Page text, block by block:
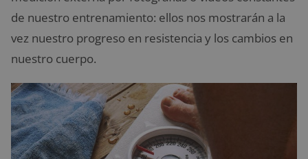
de nuestro entrenamiento: ellos nos mostrarán a la
vez nuestro progreso en resistencia y los cambios en
nuestro cuerpo.